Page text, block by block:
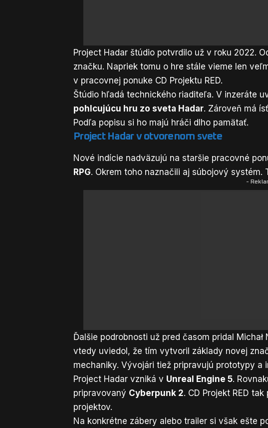
Project Hadar štúdio potvrdilo už v roku 2022.
značku. Napriek tomu o hre stále vieme len
v pracovnej ponuke CD Projektu RED.
Štúdio hľadá technického riaditeľa. V inzeráte
pohlcujúcu hru zo sveta Hadar. Zároveň má
Podľa popisu si ho majú hráči dlho pamätať.
Project Hadar v otvorenom svete
Nové indície nadväzujú na staršie pracovné
RPG. Okrem toho naznačili aj súbojový systém.
-
Ďalšie podrobnosti už pred časom pridal
vtedy uviedol, že tím vytvoril základy novej
mechaniky. Vývojári tiež pripravujú prototypy a
Project Hadar vzniká v Unreal Engine 5.
pripravovaný Cyberpunk 2. CD Projekt RED
projektov.
Na konkrétne zábery alebo trailer si však ešte